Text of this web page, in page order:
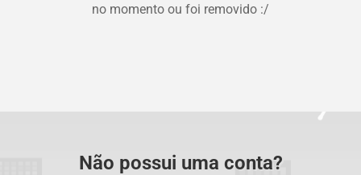
no momento ou foi removido :/
Não possui uma conta?